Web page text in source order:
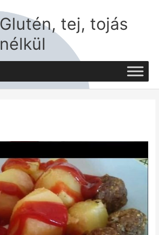
Glutén, tej, tojás
nélkül